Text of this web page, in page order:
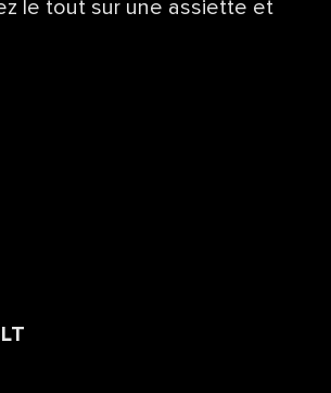
le tout sur une assiette et